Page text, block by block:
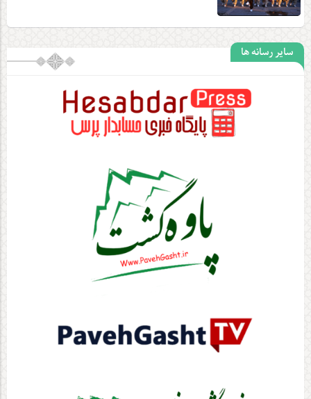
سایر رسانه ها